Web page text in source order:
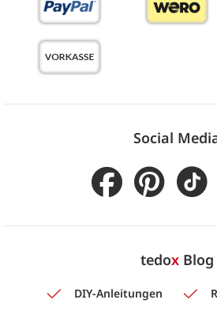
Social
tedoxBlog
DIY-Anleitungen